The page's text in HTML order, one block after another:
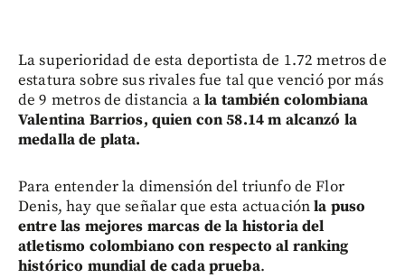
La superioridad de esta deportista de 1.72 metros de
estatura sobre sus rivales fue tal que venció por más
de 9 metros de distancia ala también colombiana
Valentina Barrios, quien con 58.14 m alcanzó la
medalla de plata.
Para entender la dimensión del triunfo de Flor
Denis, hay que señalar que esta actuaciónla puso
entre las mejores marcas de la historia del
atletismo colombiano con respecto al ranking
histórico mundial de cada prueba.